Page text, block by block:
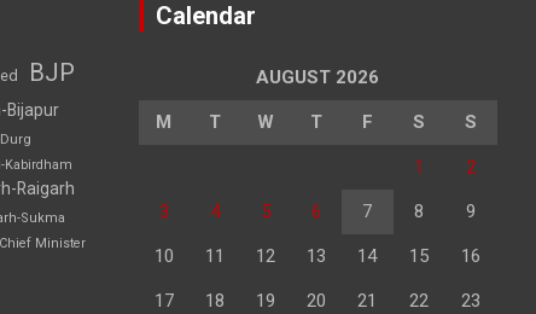
BJP
Bijapur
Kabirdham
Raigarh
Sukma
Chief Minister
Calendar
AUGUST 2026
M T W T F S S
1 2
3 4 5 6 7 8 9
10 11 12 13 14 15 16
17 18 19 20 21 22 23